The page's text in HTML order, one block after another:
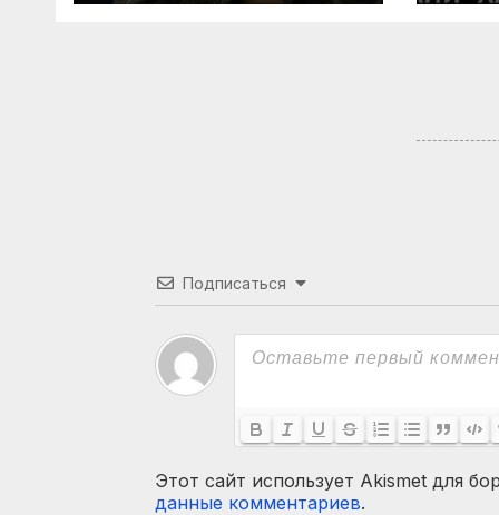
безработица из-за
Подписаться
Этот сайт использует Akismet для
данные комментариев.